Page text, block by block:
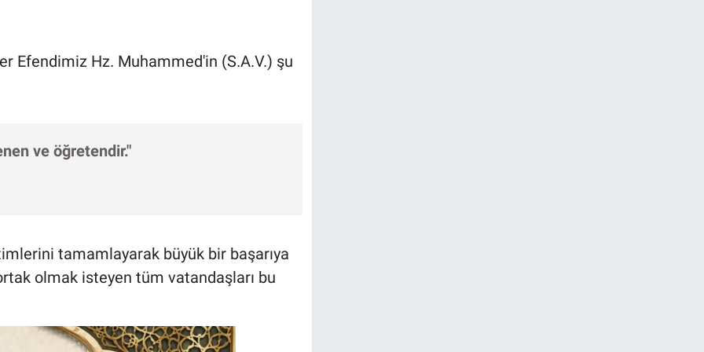
Efendimiz Hz. Muhammed'in (S.A.V.) şu
ve öğretendir."
tamamlayarak büyük bir başarıya
olmak isteyen tüm vatandaşları bu